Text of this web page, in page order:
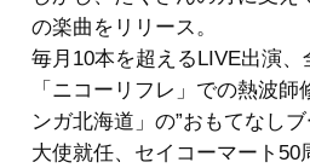
の楽曲をリリース。
毎月10本を超えるLIVE出演
「ニコーリフレ」での熱波
ンガ北海道」の”おもてなし
大使就任、セイコーマート50